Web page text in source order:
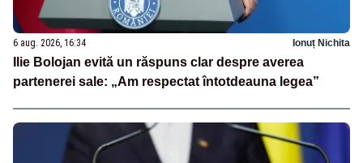
6 aug. 2026, 16:34 Ionuț Nichita
Ilie Bolojan evită un răspuns clar despre averea
partenerei sale: „Am respectat întotdeauna legea”